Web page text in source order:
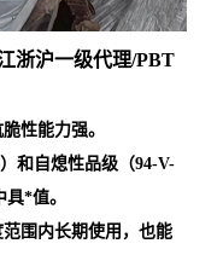
浙沪一级代理/PBT
性能力强。
和自熄性品级（94-V-
*值。
围内长期使用，也能